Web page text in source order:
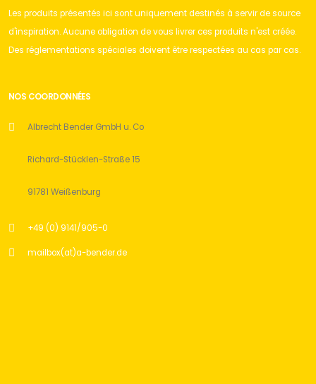
Les produits présentés ici sont uniquement destinés à servir de source
d'inspiration. Aucune obligation de vous livrer ces produits n'est créée.
Des réglementations spéciales doivent être respectées au cas par cas.
NOS COORDONNÉES
Albrecht Bender GmbH u. Co
Richard-Stücklen-Straße 15
91781 Weißenburg
+49 (0) 9141/905-0
mailbox(at)a-bender.de